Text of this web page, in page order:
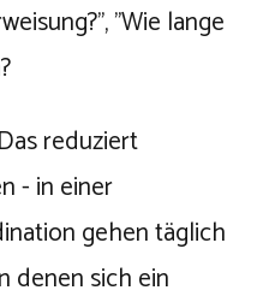
"Wie lange
reduziert
- in einer
gehen täglich
denen sich ein